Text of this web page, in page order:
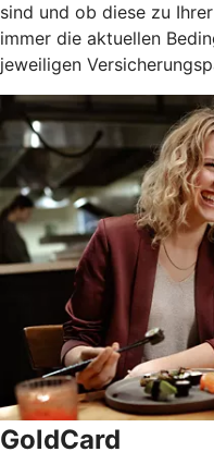
sind und ob diese zu
immer die aktuellen
jeweiligen
GoldCard